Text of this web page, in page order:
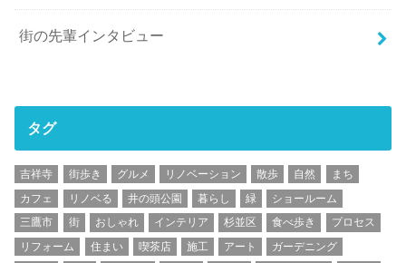
街の先輩インタビュー
タグ
吉祥寺 街歩き グルメ リノベーション 散歩 自然
まち
カフェ
リノベる 井の頭公園 暮らし 緑
ショールーム
三鷹市
街 おしゃれ インテリア 杉並区 食べ歩き
プロセス
リフォーム
住まい 喫茶店 施工 アート
ガーデニング